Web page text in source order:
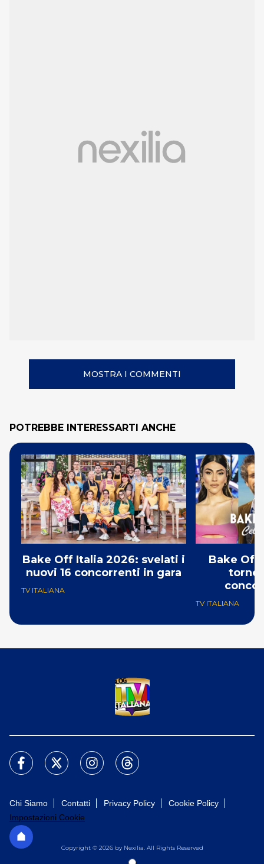
MOSTRA I COMMENTI
POTREBBE INTERESSARTI ANCHE
Bake Off Italia 2026: svelati i
nuovi 16 concorrenti in gara
TV ITALIANA
Bake Off
TV ITALIANA
Chi Siamo Contatti Privacy Policy
Cookie Policy
Impostazioni Cookie
Copyright © 2026 by Nexilia. All Rights Reserved